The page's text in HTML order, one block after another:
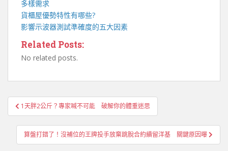
多樣需求
貨櫃屋優勢特性有哪些?
影響示波器測試準確度的五大因素
Related Posts:
No related posts.
文
章
導
覽
1天胖2公斤？專家喊不可能 破解你的體重迷思
算盤打錯了！沒補位的王牌投手放棄跳脫合約續留洋基 關鍵原因曝